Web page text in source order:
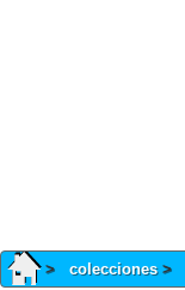
colecciones